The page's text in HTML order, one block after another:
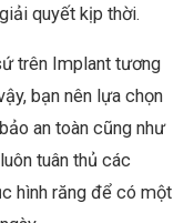
quyết kịp thời.
trên Implant tương
bạn nên lựa chọn
an toàn cũng như
tuân thủ các
hình răng để có một